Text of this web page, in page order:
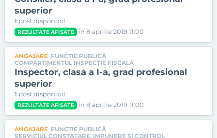
superior
1 post disponibil
REZULTATE AFIȘATE în 8 aprilie 2019 11:00
ANGAJARE FUNCȚIE PUBLICĂ
COMPARTIMENTUL INSPECȚIE FISCALĂ
Inspector, clasa a I-a, grad profesional
superior
1 post disponibil
REZULTATE AFIȘATE în 8 aprilie 2019 11:00
ANGAJARE FUNCȚIE PUBLICĂ
SERVICIUL CONSTATARE, IMPUNERE ŞI CONTROL